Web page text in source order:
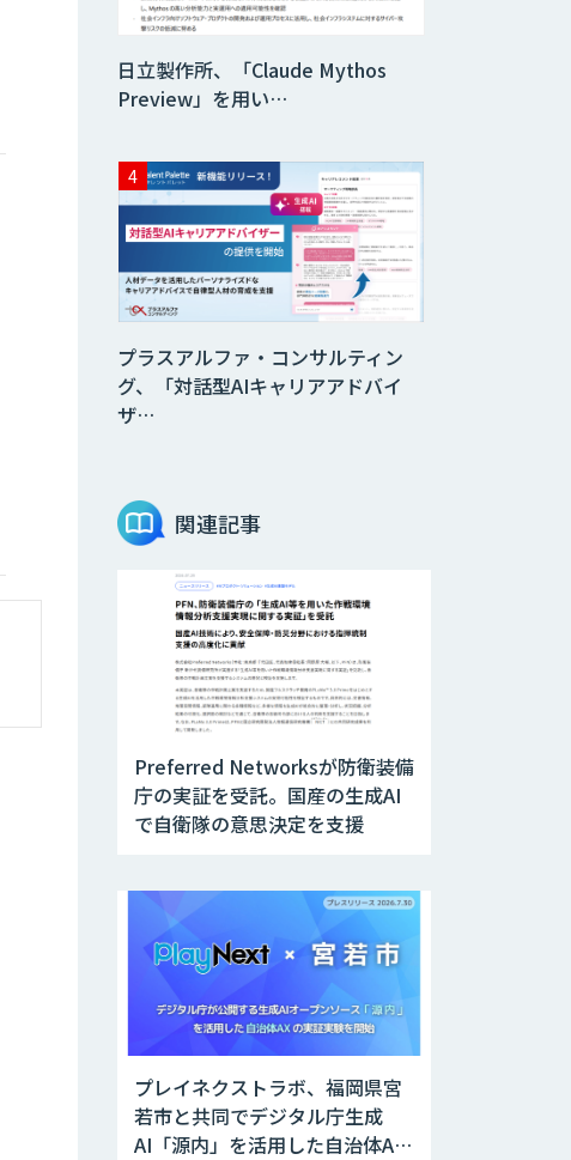
日立製作所、「Claude Mythos
Preview」を用い…
プラスアルファ・コンサルティン
グ、「対話型AIキャリアアドバイ
ザ…
関連記事
Preferred Networksが防衛装備
庁の実証を受託。国産の生成AI
で自衛隊の意思決定を支援
プレイネクストラボ、福岡県宮
若市と共同でデジタル庁生成
AI「源内」を活用した自治体AX